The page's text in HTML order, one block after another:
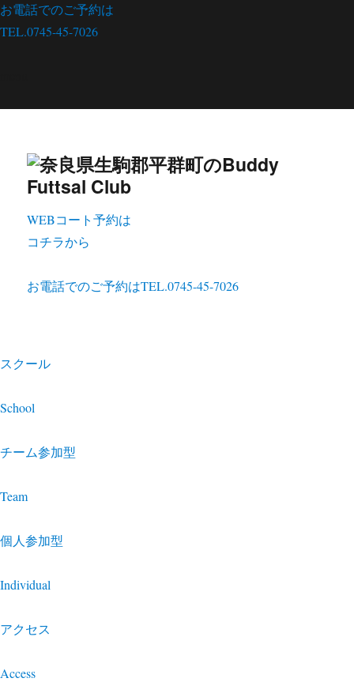
お電話でのご予約は
TEL.0745-45-7026
WEBコート予約は
コチラから
お電話でのご予約はTEL.0745-45-7026
スクール
School
チーム参加型
Team
個人参加型
Individual
アクセス
Access